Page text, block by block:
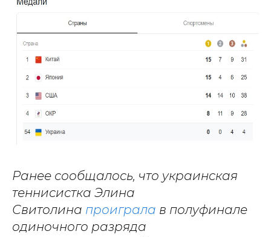
Ранее сообщалось, что украинская
теннисистка Элина
Свитолина проиграла в полуфинале
одиночного разряда